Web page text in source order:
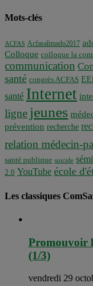
Mots-clés
ACFAS Acfasalimado2017
Colloque colloque la
communication
santé congrès ACFAS
santé Internet
ligne jeunes
prévention recherche
relation médecin-
santé publique suicide
2.0 YouTube école
Les classiques
Promouvoir
(1/3)
vendredi 29